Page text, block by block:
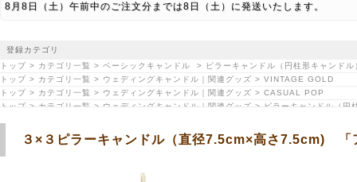
8月8日（土）午前中のご注文分までは8日（土）に発送いたします。
登録カテゴリ
トップ > カテゴリ一覧 > ベーシックキャンドル > ピラーキャンドル（円柱形キャンドル
トップ > カテゴリ一覧 > ウェディングキャンドル｜関連グッズ > VINTAGE GOLD
トップ > カテゴリ一覧 > ウェディングキャンドル｜関連グッズ > CASUAL POP
トップ > カテゴリ一覧 > ウェディングキャンドル｜関連グッズ > ピラーキャンドル（円
３×３ピラーキャンドル（直径7.5cm×高さ7.5cm) 「